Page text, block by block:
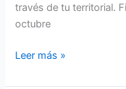
través de tu territorial.
octubre
Leer más »